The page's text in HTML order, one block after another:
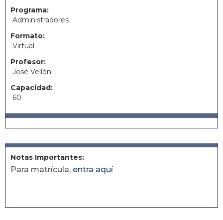
Programa:
Administradores
Formato:
Virtual
Profesor:
José Vellón
Capacidad:
60
Notas Importantes:
Para matrícula, entra aquí